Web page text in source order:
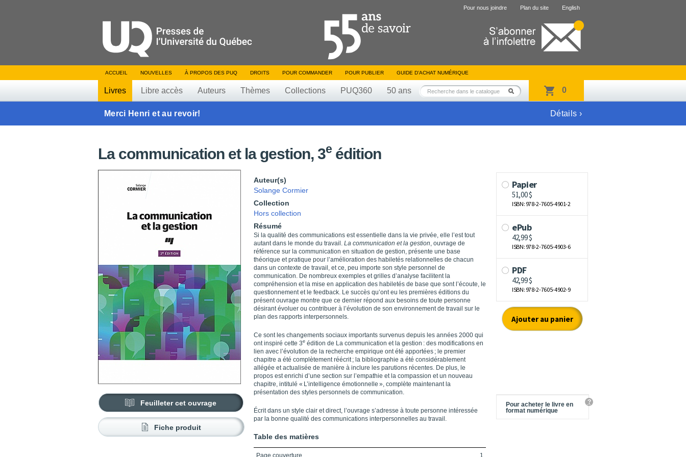
Pour nous joindre Plan du site English
ACCUEIL NOUVELLES À PROPOS DES PUQ DROITS POUR COMMANDER POUR PUBLIER GUIDE D’ACHAT NUMÉRIQUE
Livres Libre accès Auteurs Thèmes Collections PUQ360 50 ans 0
Merci Henri et au revoir! Détails ›
La communication et la gestion, 3e édition
Feuilleter cet ouvrage
Fiche produit
Auteur(s)
Solange Cormier
Collection
Hors collection
Résumé
Si la qualité des communications est essentielle dans la vie privée, elle l’est tout
autant dans le monde du travail. La communication et la ges­tion, ouvrage de
référence sur la communication en situation de gestion, présente une base
théorique et pratique pour l’amélioration des habiletés relationnelles de chacun
dans un contexte de travail, et ce, peu importe son style personnel de
communication. De nombreux exemples et grilles d’analyse facilitent la
compréhension et la mise en application des habiletés de base que sont l’écoute, le
questionnement et le feedback. Le succès qu’ont eu les premières éditions du
présent ouvrage montre que ce dernier répond aux besoins de toute personne
désirant évoluer ou contribuer à l’évolution de son environnement de travail sur le
plan des rapports interpersonnels.
Ce sont les changements sociaux importants survenus depuis les années 2000 qui
ont inspiré cette 3e édition de La communication et la gestion : des modifications en
lien avec l’évolution de la recherche empirique ont été apportées ; le premier
chapitre a été complètement réécrit ; la biblio­graphie a été considérablement
allégée et actualisée de manière à inclure les parutions récentes. De plus, le
propos est enrichi d’une section sur l’empathie et la compassion et un nouveau
chapitre, intitulé « L’intelligence émotionnelle », complète maintenant la
présentation des styles personnels de communication.
Écrit dans un style clair et direct, l’ouvrage s’adresse à toute personne intéressée
par la bonne qualité des communications interpersonnelles au travail.
Table des matières
Page couverture 1
Pour acheter le livre en
format numérique
?